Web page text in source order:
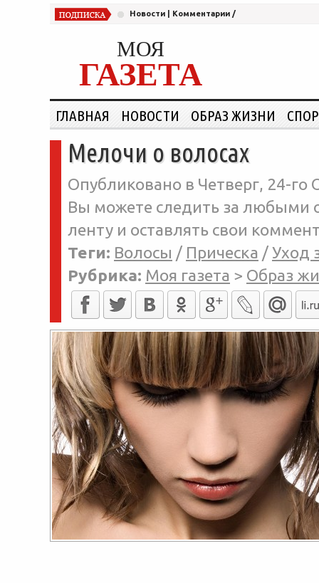
Новости Комментарии /
МОЯ
ГАЗЕТА
ГЛАВНАЯ НОВОСТИ ОБРАЗ ЖИЗНИ
Мелочи о волосах
Опубликовано в Четверг, 24-го
Вы можете следить за любыми
ленту и оставлять свои
Теги: Волосы / Прическа / Уход
Рубрика: Моя газета > Образ